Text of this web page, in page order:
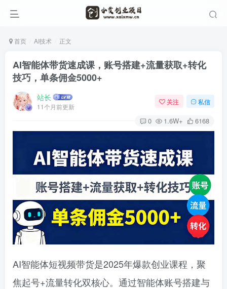
首页 AI技术 正文
AI智能体带货速成课，账号搭建+流量获取+转化
技巧，单条佣金5000+
站长
11个月前更新
关注 私信
0 1.6W+ 6168
AI智能体短视频带货是2025年爆款创业课程，聚
焦起号+流量转化双核心。通过智能体账号搭建与